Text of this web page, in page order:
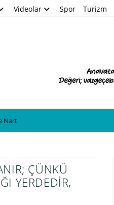
Videolar Spor Turizm
Nart
ÇÜNKÜ
YERDEDİR,